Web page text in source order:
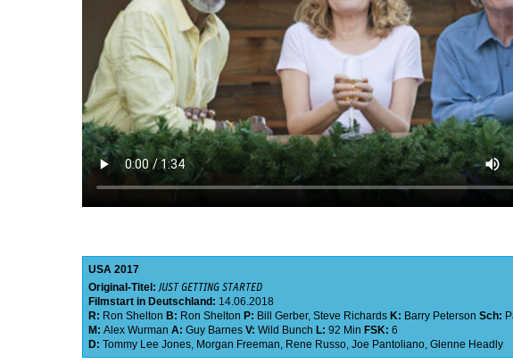
USA 2017
Original-Titel: JUST GETTING STARTED
Filmstart in Deutschland: 14.06.2018
R: Ron Shelton B: Ron Shelton P: Bill Gerber, Steve Richards K: Barry Peterson Sch:
M: Alex Wurman A: Guy Barnes V: Wild Bunch L: 92 Min FSK: 6
D: Tommy Lee Jones, Morgan Freeman, Rene Russo, Joe Pantoliano, Glenne Headly